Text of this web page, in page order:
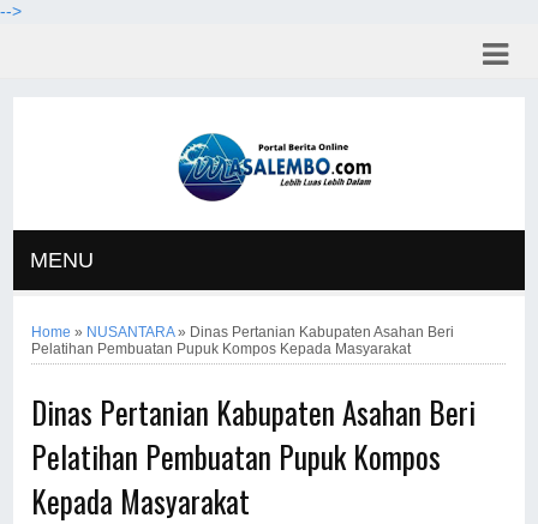
-->
MENU
Home » NUSANTARA» Dinas Pertanian Kabupaten Asahan Beri
Pelatihan Pembuatan Pupuk Kompos Kepada Masyarakat
Dinas Pertanian Kabupaten Asahan Beri
Pelatihan Pembuatan Pupuk Kompos
Kepada Masyarakat